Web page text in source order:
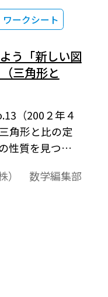
ークシート
う「新しい図
三角形と
（200２年４
角形と比の定
性質を見つけ
） 数学編集部